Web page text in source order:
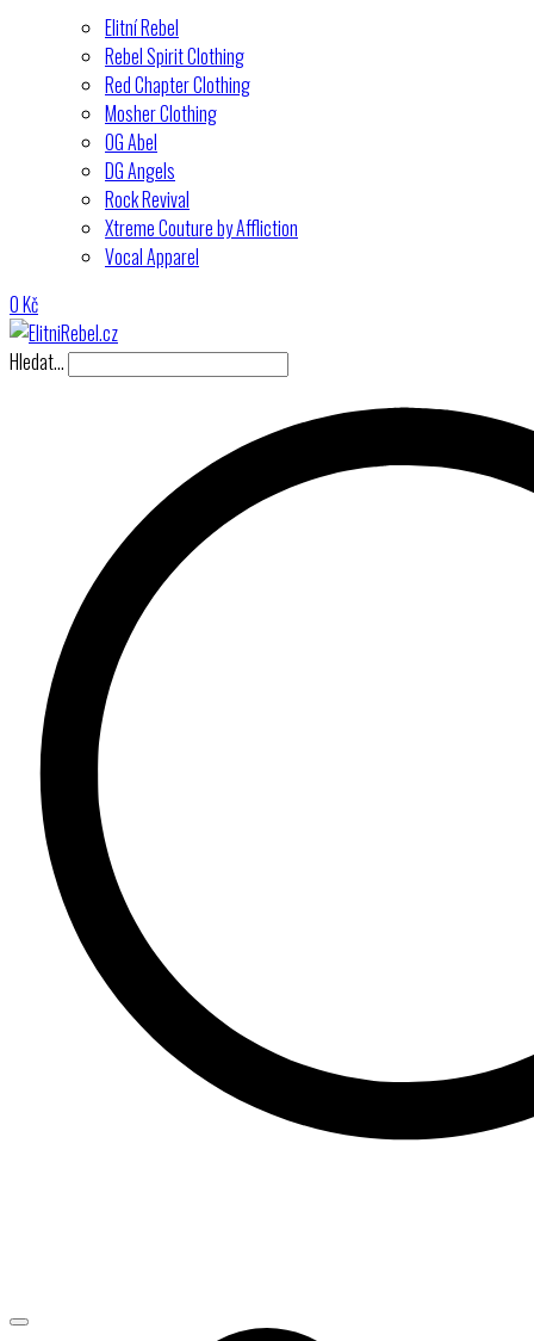
Elitní Rebel
Rebel Spirit Clothing
Red Chapter Clothing
Mosher Clothing
OG Abel
DG Angels
Rock Revival
Xtreme Couture by Affliction
Vocal Apparel
0Kč
Hledat…